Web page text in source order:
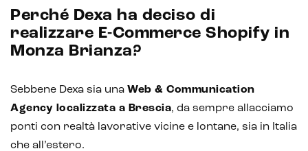
CRM & email marketing
Sistemi di loyalty
Hubspot
Perché Dexa ha deciso di
realizzare E-Commerce Shopify in
Monza Brianza?
Sebbene Dexa sia una Web & Communication
Agency localizzata a Brescia, da sempre allacciamo
ponti con realtà lavorative vicine e lontane, sia in Italia
che all’estero.